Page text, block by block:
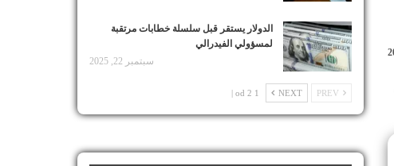
الدولار يستقر قبل سلسلة خطابات مرتقبة
لمسؤولي الفيدرالي
سبتمبر 22, 2025
NEXT
1 od 2 |